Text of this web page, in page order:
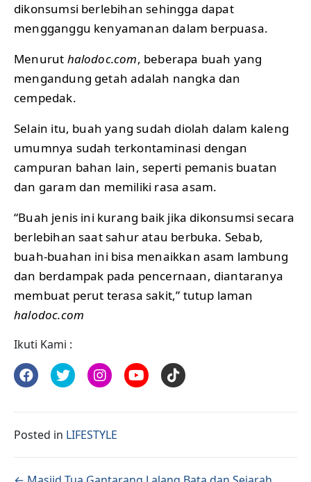
dikonsumsi berlebihan sehingga dapat
mengganggu kenyamanan dalam berpuasa.
Menurut halodoc.com, beberapa buah yang
mengandung getah adalah nangka dan
cempedak.
Selain itu, buah yang sudah diolah dalam kaleng
umumnya sudah terkontaminasi dengan
campuran bahan lain, seperti pemanis buatan
dan garam dan memiliki rasa asam.
“Buah jenis ini kurang baik jika dikonsumsi secara
berlebihan saat sahur atau berbuka. Sebab,
buah-buahan ini bisa menaikkan asam lambung
dan berdampak pada pencernaan, diantaranya
membuat perut terasa sakit,” tutup laman
halodoc.com
Ikuti Kami :
Posted in LIFESTYLE